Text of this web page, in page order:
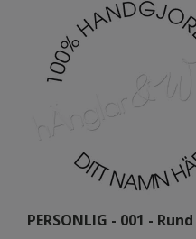
PERSONLIG - 001 -